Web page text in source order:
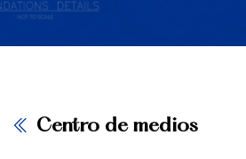
Centro de medios